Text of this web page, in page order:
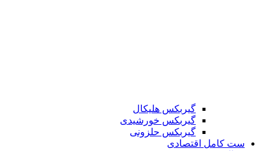
گیربکس هلیکال
گیربکس خورشیدی
گیربکس حلزونی
ست کامل اقتصادی